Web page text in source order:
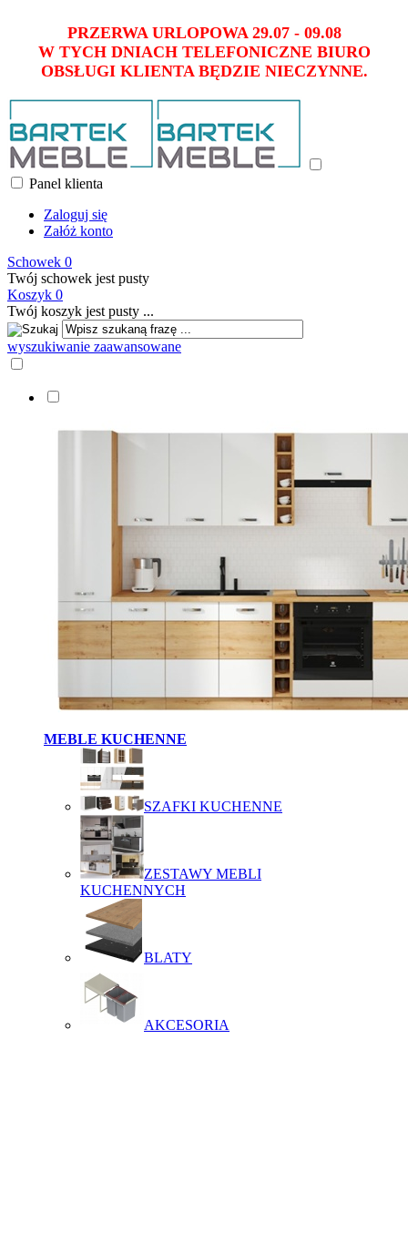
PRZERWA URLOPOWA 29.07 - 09.08
W TYCH DNIACH TELEFONICZNE BIURO
OBSŁUGI KLIENTA BĘDZIE NIECZYNNE.
Panel klienta
Zaloguj się
Załóż konto
Schowek 0
Twój schowek jest pusty
Koszyk 0
Twój koszyk jest pusty ...
wyszukiwanie zaawansowane
MEBLE KUCHENNE
SZAFKI KUCHENNE
ZESTAWY MEBLI
KUCHENNYCH
BLATY
AKCESORIA